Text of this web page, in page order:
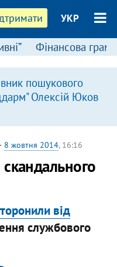
УКР
Фінансова
пошукового
Олексій Юков
8 жовтня 2014, 16:16
від
службового